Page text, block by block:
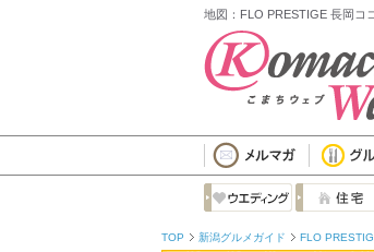
地図：FLO PRESTIGE 長岡コ
TOP 新潟グルメガイド FLO